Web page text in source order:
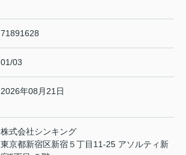
71891628
01/03
2026年08月21日
株式会社シンキング
東京都新宿区新宿５丁目11-25 アソルティ新